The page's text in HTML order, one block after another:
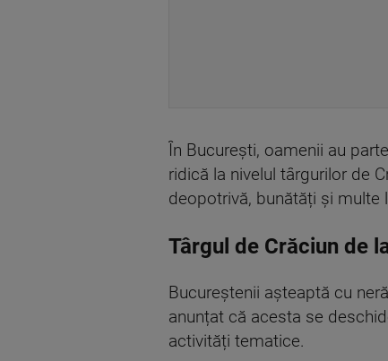
În București, oamenii au
ridică la nivelul târgurilor de
deopotrivă, bunătăți și multe
Târgul de Crăciun de
Bucureștenii așteaptă cu
anunțat că acesta se
activități tematice.